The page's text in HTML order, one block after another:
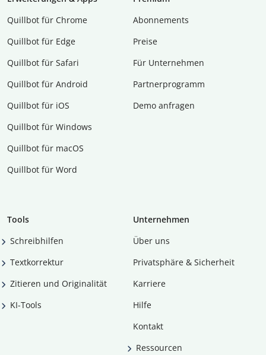
Quillbot für Chrome
Quillbot für Edge
Quillbot für Safari
Quillbot für Android
Quillbot für iOS
Quillbot für Windows
Quillbot für macOS
Quillbot für Word
Abon­ne­ments
Preise
Für Unternehmen
Partnerprogramm
Demo anfragen
Tools
Schreibhilfen
Textkorrektur
Zitieren und Originalität
KI-Tools
Unternehmen
Über uns
Privatsphäre & Sicherheit
Karriere
Hilfe
Kontakt
Ressourcen